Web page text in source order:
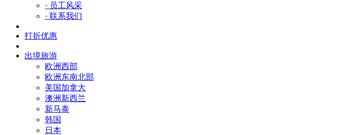
· 员工风采
· 联系我们
打折优惠
出境旅游
欧洲西部
欧洲东南北部
美国加拿大
澳洲新西兰
新马泰
韩国
日本